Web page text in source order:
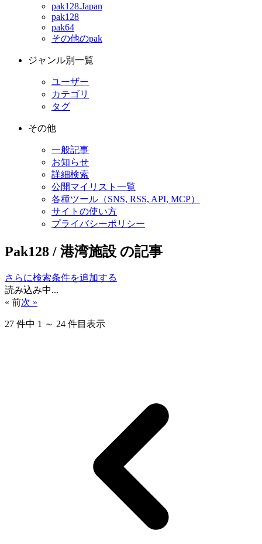
pak128.Japan
pak128
pak64
その他のpak
ジャンル別一覧
ユーザー
カテゴリ
タグ
その他
一般記事
お知らせ
詳細検索
公開マイリスト一覧
各種ツール（SNS, RSS, API, MCP）
サイトの使い方
プライバシーポリシー
Pak128 / 港湾施設 の記事
さらに検索条件を追加する
読み込み中...
« 前次 »
27 件中 1 ～ 24 件目表示